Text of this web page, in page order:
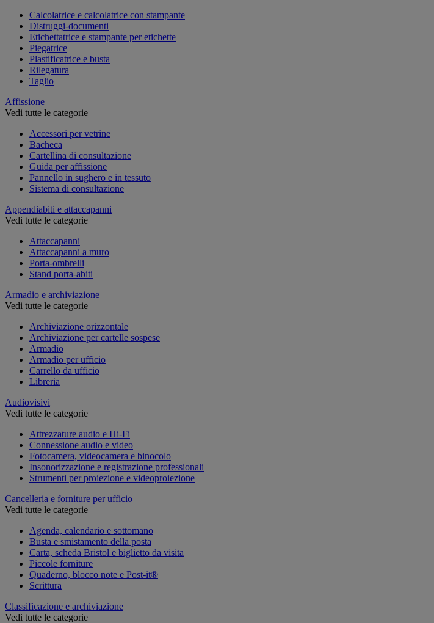
Calcolatrice e calcolatrice con stampante
Distruggi-documenti
Etichettatrice e stampante per etichette
Piegatrice
Plastificatrice e busta
Rilegatura
Taglio
Affissione
Vedi tutte le categorie
Accessori per vetrine
Bacheca
Cartellina di consultazione
Guida per affissione
Pannello in sughero e in tessuto
Sistema di consultazione
Appendiabiti e attaccapanni
Vedi tutte le categorie
Attaccapanni
Attaccapanni a muro
Porta-ombrelli
Stand porta-abiti
Armadio e archiviazione
Vedi tutte le categorie
Archiviazione orizzontale
Archiviazione per cartelle sospese
Armadio
Armadio per ufficio
Carrello da ufficio
Libreria
Audiovisivi
Vedi tutte le categorie
Attrezzature audio e Hi-Fi
Connessione audio e video
Fotocamera, videocamera e binocolo
Insonorizzazione e registrazione professionali
Strumenti per proiezione e videoproiezione
Cancelleria e forniture per ufficio
Vedi tutte le categorie
Agenda, calendario e sottomano
Busta e smistamento della posta
Carta, scheda Bristol e biglietto da visita
Piccole forniture
Quaderno, blocco note e Post-it®
Scrittura
Classificazione e archiviazione
Vedi tutte le categorie